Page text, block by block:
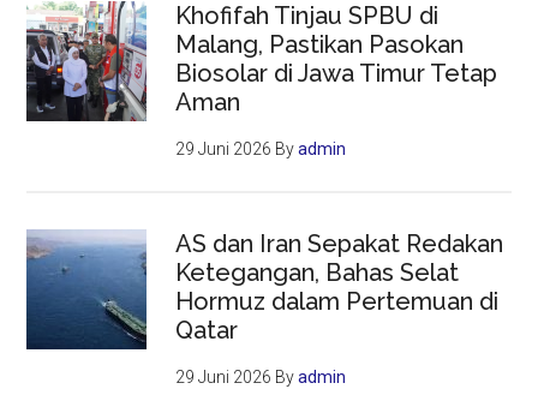
Khofifah Tinjau SPBU di
Malang, Pastikan Pasokan
Biosolar di Jawa Timur Tetap
Aman
29 Juni 2026 Byadmin
AS dan Iran Sepakat Redakan
Ketegangan, Bahas Selat
Hormuz dalam Pertemuan di
Qatar
29 Juni 2026 Byadmin